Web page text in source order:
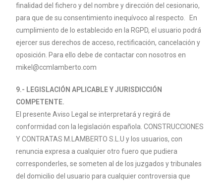
finalidad del fichero y del nombre y dirección del cesionario,
para que de su consentimiento inequívoco al respecto. En
cumplimiento de lo establecido en la RGPD, el usuario podrá
ejercer sus derechos de acceso, rectificación, cancelación y
oposición. Para ello debe de contactar con nosotros en
mikel@ccmlamberto.com
9.- LEGISLACIÓN APLICABLE Y JURISDICCIÓN
COMPETENTE.
El presente Aviso Legal se interpretará y regirá de
conformidad con la legislación española. CONSTRUCCIONES
Y CONTRATAS M.LAMBERTO S.L.U y los usuarios, con
renuncia expresa a cualquier otro fuero que pudiera
corresponderles, se someten al de los juzgados y tribunales
del domicilio del usuario para cualquier controversia que